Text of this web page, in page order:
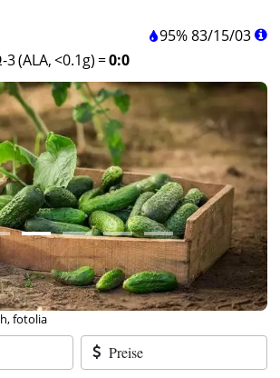
95%83/15/03
3 (ALA, <0.1g) =0:0
fotolia
Preise